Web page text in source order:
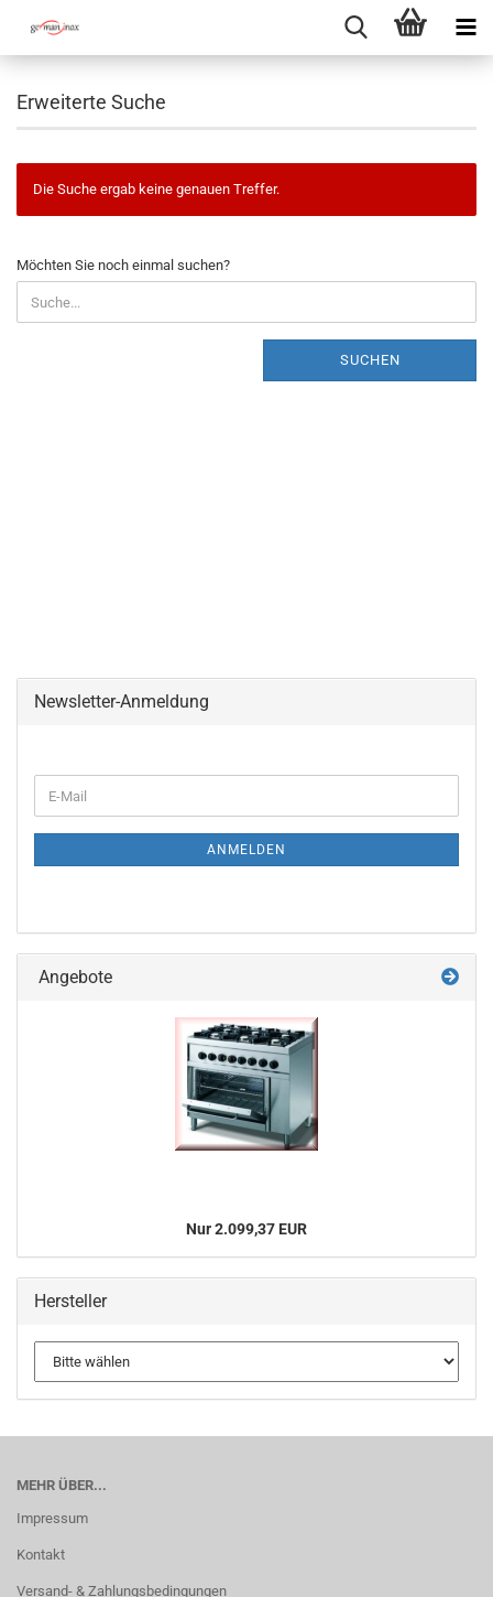
Erweiterte Suche
Die Suche ergab keine genauen Treffer.
MÖCHTEN
SIE
NOCH
EINMAL
Möchten Sie noch einmal suchen?
SUCHEN
Newsletter-Anmeldung
ZUR
E-
Mail
ANMELDEN
Angebote
Nur 2.099,37 EUR
Hersteller
MEHR ÜBER...
Impressum
Kontakt
Versand- & Zahlungsbedingungen